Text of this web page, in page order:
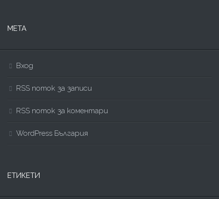
МЕТА
Вход
RSS поток за записи
RSS поток за коментари
WordPress България
ЕТИКЕТИ